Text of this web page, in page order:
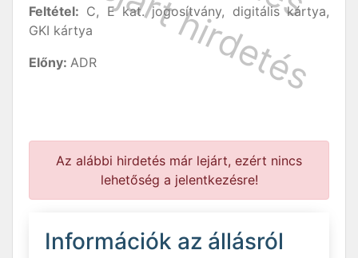
Feltétel: C, E kat. jogosítvány, digitális kártya,
GKI kártya
Előny: ADR
Az alábbi hirdetés már lejárt, ezért nincs
lehetőség a jelentkezésre!
Információk az állásról